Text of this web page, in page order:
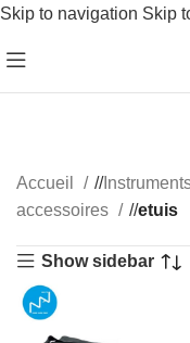
Skip to navigation Skip
Accueil /
accessoires
/ etuis
Show sidebar